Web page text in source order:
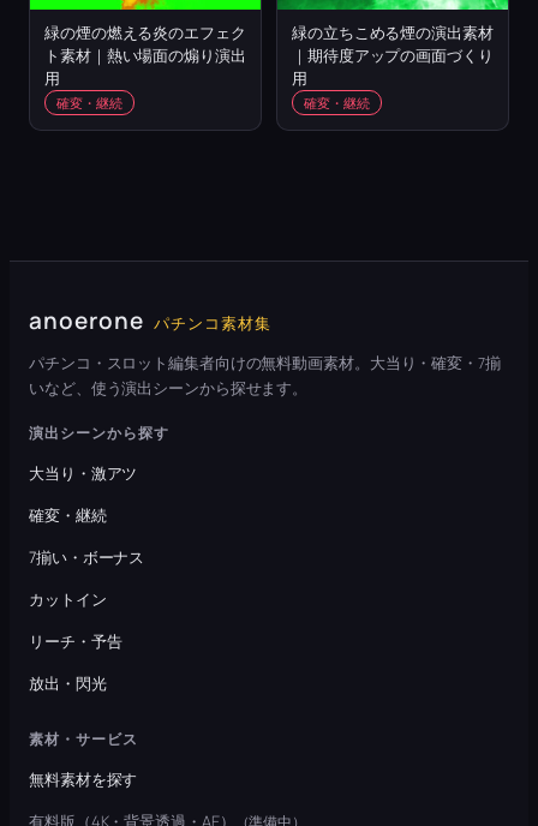
緑の煙の燃える炎のエフェク
ト素材｜熱い場面の煽り演出
用
確変・継続
緑の立ちこめる煙の演出素材
｜期待度アップの画面づくり
用
確変・継続
anoerone パチンコ素材集
パチンコ・スロット編集者向けの無料動画素材。大当り・確変・7揃
いなど、使う演出シーンから探せます。
演出シーンから探す
大当り・激アツ
確変・継続
7揃い・ボーナス
カットイン
リーチ・予告
放出・閃光
素材・サービス
無料素材を探す
有料版（4K・背景透過・AE）
（準備中）